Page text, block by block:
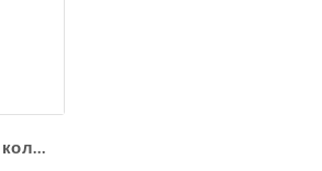
Чаша де АНДУЗЕ коллекция Бретань